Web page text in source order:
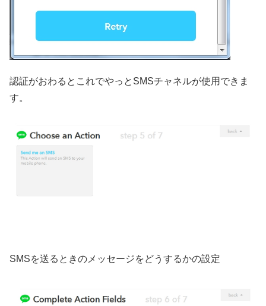
認証がおわるとこれでやっとSMSチャネルが使用できま
す。
SMSを送るときのメッセージをどうするかの設定